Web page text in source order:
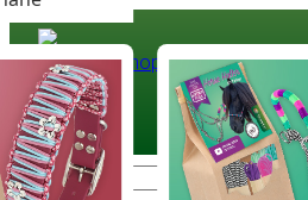
Paracord
Coloured Cord